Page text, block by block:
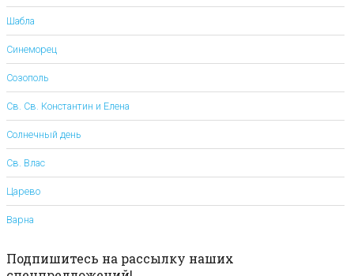
Шабла
Синеморец
Созополь
Св. Св. Константин и Елена
Солнечный день
Св. Влас
Царево
Варна
Подпишитесь на рассылку наших